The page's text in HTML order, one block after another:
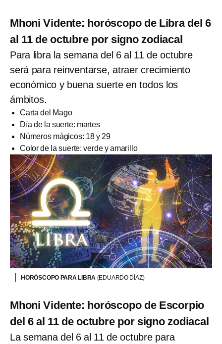
Mhoni Vidente: horóscopo de Libra del 6
al 11 de octubre por signo zodiacal
Para libra la semana del 6 al 11 de octubre
será para reinventarse, atraer crecimiento
económico y buena suerte en todos los
ámbitos.
Carta del Mago
Día de la suerte: martes
Números mágicos: 18 y 29
Color de la suerte: verde y amarillo
HORÓSCOPO PARA LIBRA (EDUARDO DÍAZ)
Mhoni Vidente: horóscopo de Escorpio
del 6 al 11 de octubre por signo zodiacal
La semana del 6 al 11 de octubre para